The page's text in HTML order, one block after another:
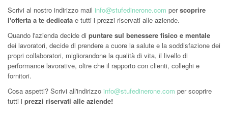
Scrivi al nostro indirizzo mail info@stufedinerone.com perscoprire
l'offerta a te dedicata e tutti i prezzi riservati alle aziende.
Quando l'azienda decide di puntare sul benessere fisico e mentale
dei lavoratori, decide di prendere a cuore la salute e la soddisfazione dei
propri collaboratori, migliorandone la qualità di vita, il livello di
performance lavorative, oltre che il rapporto con clienti, colleghi e
fornitori.
Cosa aspetti? Scrivi all'indirizzo info@stufedinerone.com per scoprire
tutti i prezzi riservati alle aziende!